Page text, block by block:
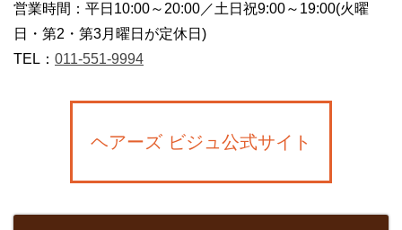
営業時間：平日10:00～20:00／土日祝9:00～19:00(火曜
日・第2・第3月曜日が定休日)
TEL： 011-551-9994
ヘアーズ ビジュ公式サイト